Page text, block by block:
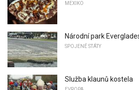
MEXIKO
Národní park
SPOJENÉ STÁTY
Služba klaunů kostela